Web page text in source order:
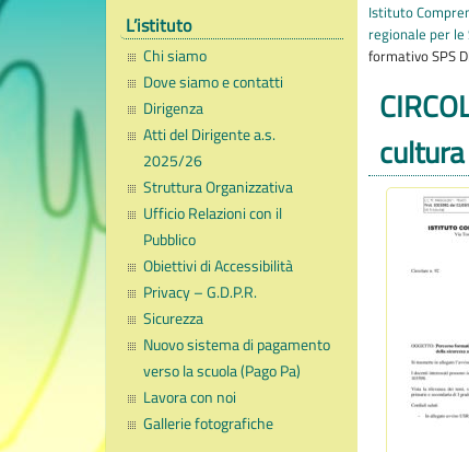
L’istituto
Chi siamo
Dove siamo e contatti
Dirigenza
Atti del Dirigente a.s.
2025/26
Struttura Organizzativa
Ufficio Relazioni con il
Pubblico
Obiettivi di Accessibilità
Privacy – G.D.P.R.
Sicurezza
Nuovo sistema di pagamento
verso la scuola (Pago Pa)
Lavora con noi
Gallerie fotografiche
Istituto
regionale per le
formativo SPS